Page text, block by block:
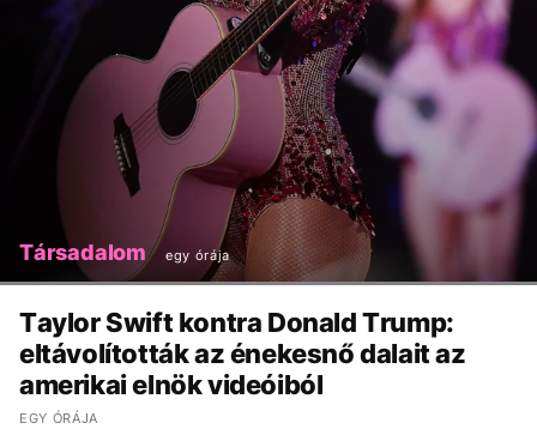
Társadalom egy órája
Taylor Swift kontra Donald Trump:
eltávolították az énekesnő dalait az
amerikai elnök videóiból
EGY ÓRÁJA